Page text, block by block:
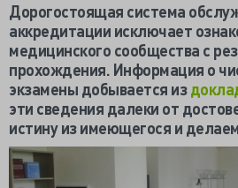
Дорогостоящая система
аккредитации исключает
медицинского сообщества с
прохождения. Информация о
экзамены добывается из
эти сведения далеки от
истину из имеющегося и